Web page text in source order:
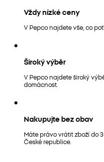
Vždy nízké ceny
V Pepco najdete vše, co
Široký výběr
V Pepco najdete široký
domácnost.
Nakupujte bez obav
Máte právo vrátit zboží do
České republice.